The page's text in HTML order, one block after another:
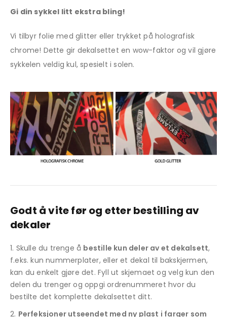
Gi din sykkel litt ekstra bling!
Vi tilbyr folie med glitter eller trykket på holografisk
chrome! Dette gir dekalsettet en wow-faktor og vil gjøre
sykkelen veldig kul, spesielt i solen.
Godt å vite før og etter bestilling av
dekaler
Skulle du trenge å bestille kun deler av et dekalsett,
f.eks. kun nummerplater, eller et dekal til bakskjermen,
kan du enkelt gjøre det. Fyll ut skjemaet og velg kun den
delen du trenger og oppgi ordrenummeret hvor du
bestilte det komplette dekalsettet ditt.
Perfeksjoner utseendet med ny plast i farger som